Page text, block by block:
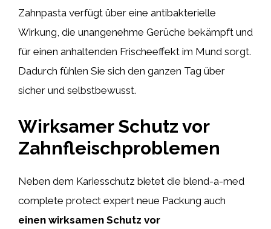
Zahnpasta verfügt über eine antibakterielle
Wirkung, die unangenehme Gerüche bekämpft und
für einen anhaltenden Frischeeffekt im Mund sorgt.
Dadurch fühlen Sie sich den ganzen Tag über
sicher und selbstbewusst.
Wirksamer Schutz vor
Zahnfleischproblemen
Neben dem Kariesschutz bietet die blend-a-med
complete protect expert neue Packung auch
einen wirksamen Schutz vor